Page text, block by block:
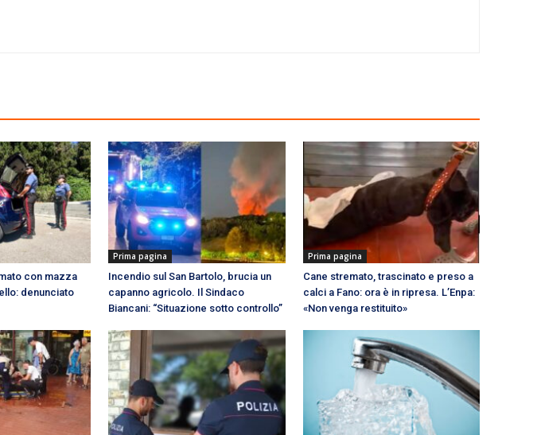
con mazza
denunciato
Prima pagina
Incendio sul San Bartolo, brucia un
capanno agricolo. Il Sindaco
Biancani: “Situazione sotto controllo”
Prima pagina
Cane stremato, trascinato e preso a
calci a Fano: ora è in ripresa. L’Enpa:
«Non venga restituito»